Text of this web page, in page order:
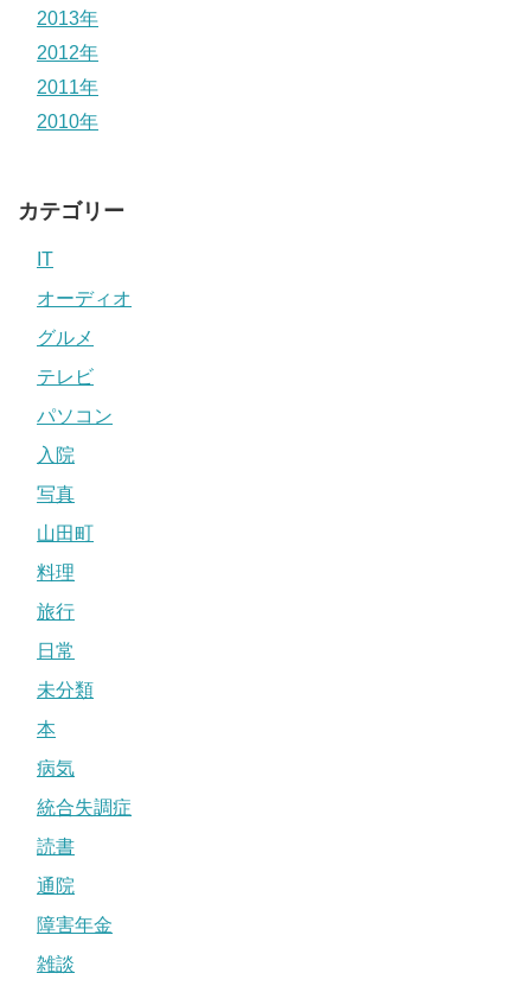
2013年
2012年
2011年
2010年
カテゴリー
IT
オーディオ
グルメ
テレビ
パソコン
入院
写真
山田町
料理
旅行
日常
未分類
本
病気
統合失調症
読書
通院
障害年金
雑談